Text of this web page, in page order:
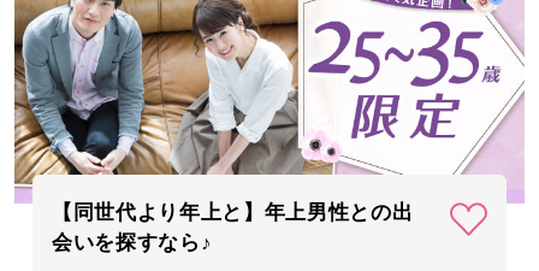
【同世代より年上と】年上男性との出
会いを探すなら♪